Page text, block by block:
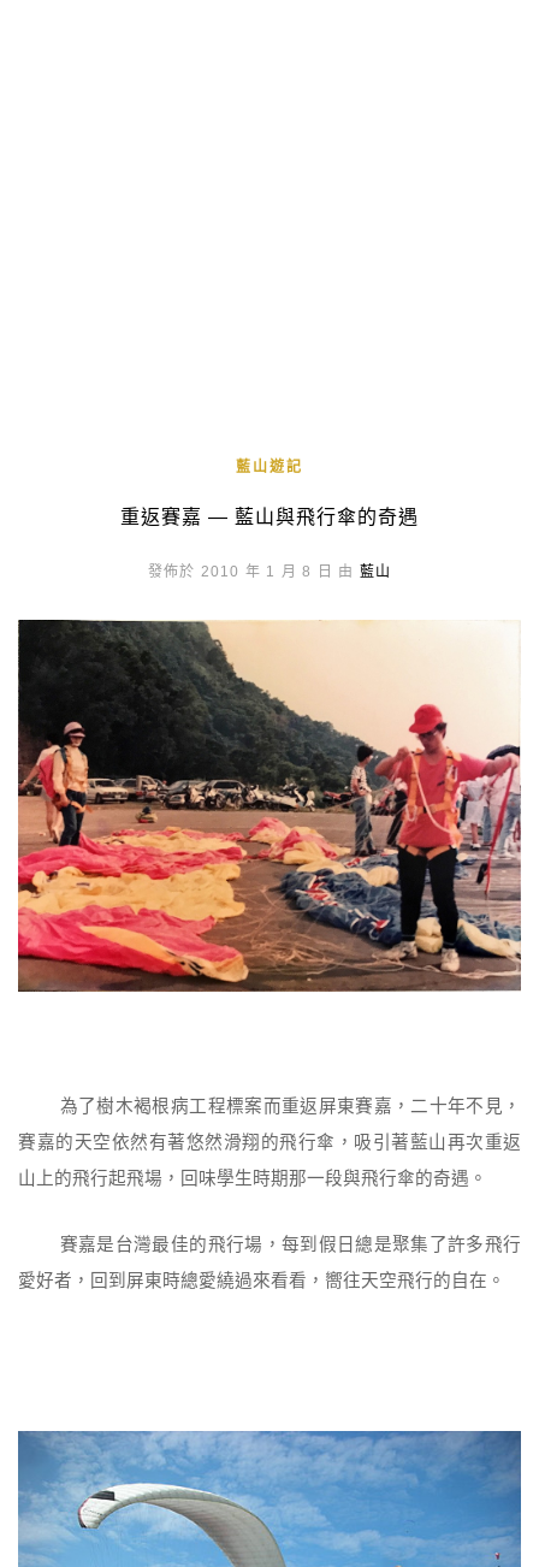
藍山遊記
重返賽嘉 — 藍山與飛行傘的奇遇
發佈於 2010 年 1 月 8 日 由 藍山
為了樹木褐根病工程標案而重返屏東賽嘉，二十年不見，
賽嘉的天空依然有著悠然滑翔的飛行傘，吸引著藍山再次重返
山上的飛行起飛場，回味學生時期那一段與飛行傘的奇遇。
賽嘉是台灣最佳的飛行場，每到假日總是聚集了許多飛行
愛好者，回到屏東時總愛繞過來看看，嚮往天空飛行的自在。